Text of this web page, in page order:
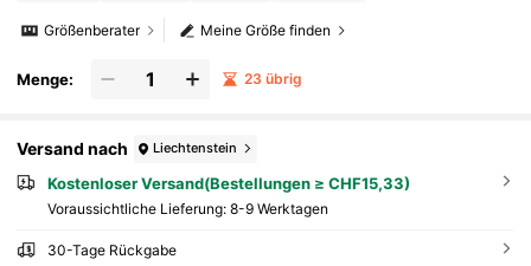
Meine Größe finden
Größenberater
Menge: 23 übrig
Versand nach Liechtenstein
Kostenloser Versand(Bestellungen ≥ CHF15,33)
Voraussichtliche Lieferung: 8-9 Werktagen
30-Tage Rückgabe